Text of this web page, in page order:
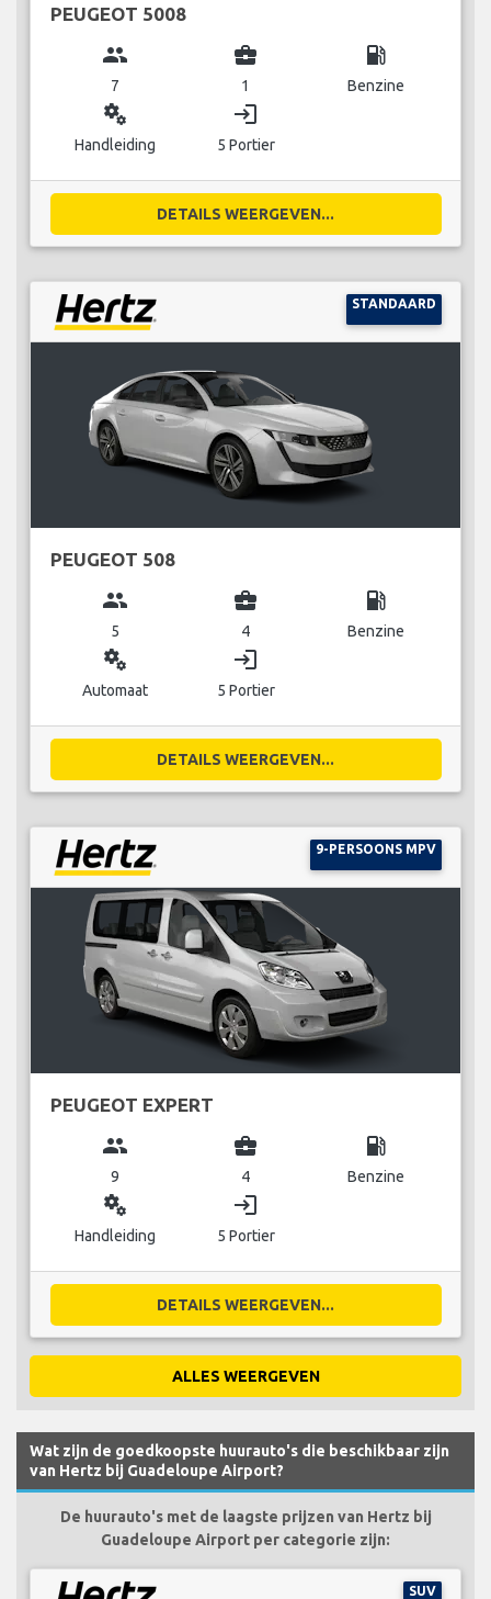
PEUGEOT 5008
group
7
business_center
1
local_gas_station
Benzine
miscellaneous_services
Handleiding
login
5 Portier
DETAILS WEERGEVEN...
STANDAARD
PEUGEOT 508
group
5
business_center
4
local_gas_station
Benzine
miscellaneous_services
Automaat
login
5 Portier
DETAILS WEERGEVEN...
9-PERSOONS MPV
PEUGEOT EXPERT
group
9
business_center
4
local_gas_station
Benzine
miscellaneous_services
Handleiding
login
5 Portier
DETAILS WEERGEVEN...
ALLES WEERGEVEN
Wat zijn de goedkoopste huurauto's die beschikbaar zijn
van Hertz bij Guadeloupe Airport?
De huurauto's met de laagste prijzen van Hertz bij
Guadeloupe Airport per categorie zijn:
SUV